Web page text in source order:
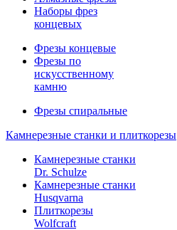
Наборы фрез
концевых
Фрезы концевые
Фрезы по
искусственному
камню
Фрезы спиральные
Камнерезные станки и плиткорезы
Камнерезные станки
Dr. Schulze
Камнерезные станки
Husqvarna
Плиткорезы
Wolfcraft